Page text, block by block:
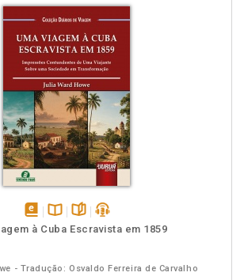
disponívelDisponível
páginaspodcast
à Cuba Escravista em 1859
- Tradução: Osvaldo Ferreira de Carvalho